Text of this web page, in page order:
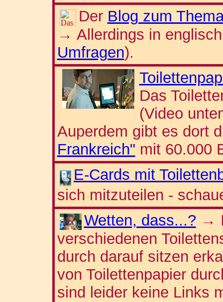
Der Blog zum
→ Allerdings in
Umfragen).
Das
(Video
Auperdem gibt es dort
Frankreich" mit 60.000
E-Cards mit
sich mitzuteilen -
Wetten, dass...? →
verschiedenen
durch darauf sitzen
von Toilettenpapier
sind leider keine Links